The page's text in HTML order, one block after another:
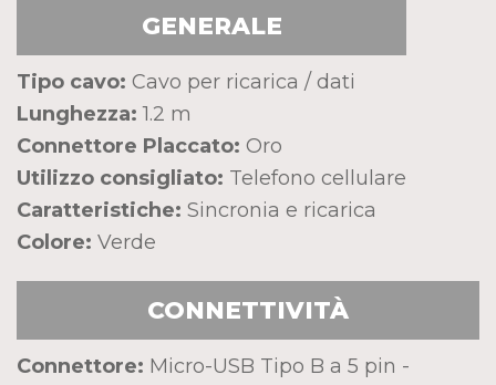
GENERALE
Tipo cavo: Cavo per ricarica / dati
Lunghezza: 1.2 m
Connettore Placcato: Oro
Utilizzo consigliato: Telefono cellulare
Caratteristiche: Sincronia e ricarica
Colore: Verde
CONNETTIVITÀ
Connettore: Micro-USB Tipo B a 5 pin -